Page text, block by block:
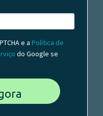
e a Política de
do Google se